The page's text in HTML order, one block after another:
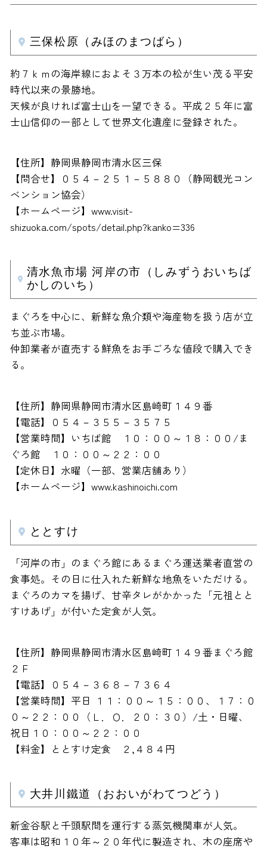
三保松原（みほのまつばら）
約７ｋｍの海岸線におよそ３万本の松が生い茂る平安
時代以来の景勝地。
天候が良ければ富士山を一望できる。平成２５年に富
士山信仰の一部として世界文化遺産に登録された。
【住所】静岡県静岡市清水区三保
【問合せ】０５４－２５１－５８８０（静岡観光コン
ベンション協会）
【ホームページ】www.visit-
shizuoka.com/spots/detail.php?kanko=336
清水魚市場 河岸の市（しみずうおいちば
かしのいち）
まぐろを中心に、新鮮な魚介類や海産物を扱う店が立
ち並ぶ市場。
仲卸業者が直売する鮮魚をお手ごろな値段で購入でき
る。
【住所】静岡県静岡市清水区島崎町１４９番
【電話】０５４－３５５－３５７５
【営業時間】いちば館 １０：００～１８：００/ま
ぐろ館 １０：００～２２：００
【定休日】水曜（一部、営業店舗あり）
【ホームページ】www.kashinoichi.com
ととすけ
「河岸の市」のまぐろ館にあるまぐろ運送業者直営の
食事処。その日に仕入れた新鮮な地魚をいただける。
まぐろのカマを揚げ、甘辛タレがかかった「元祖とと
すけあげ」が付いた定食が人気。
【住所】静岡県静岡市清水区島崎町１４９番まぐろ館
２Ｆ
【電話】０５４－３６８－７３６４
【営業時間】平日 １１：００～１５：００、１７：０
０～２２：００（Ｌ．Ｏ．２０：３０）/土・日曜、
祝日１０：００～２２：００
【料金】ととすけ定食 ２,４８４円
大井川鐵道（おおいがわてつどう）
新金谷駅と千頭駅間を運行する蒸気機関車が人気。
客車は昭和１０年～２０年代に製造され、木の座席や